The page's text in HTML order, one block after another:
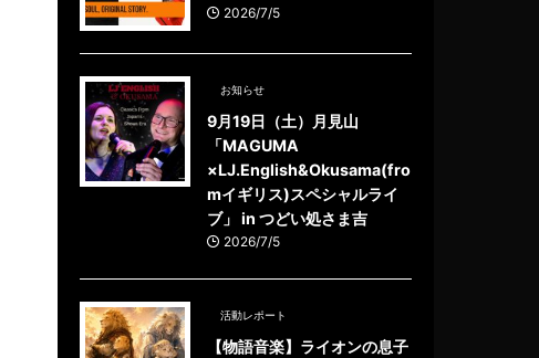
2026/7/5
お知らせ
9月19日（土）月見山
「MAGUMA
×LJ.English&Okusama(fro
mイギリス)スペシャルライ
ブ」 in つどい処さま吉
2026/7/5
活動レポート
【物語音楽】ライオンの息子